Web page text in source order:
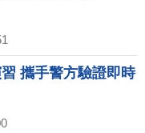
攜手警方驗證即時